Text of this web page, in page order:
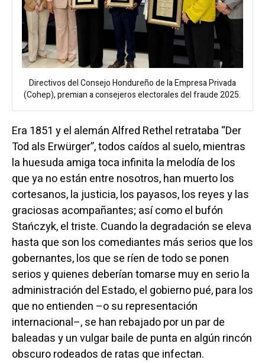
Directivos del Consejo Hondureño de la Empresa Privada
(Cohep), premian a consejeros electorales del fraude 2025.
Era 1851 y el alemán Alfred Rethel retrataba “Der
Tod als Erwürger”, todos caídos al suelo, mientras
la huesuda amiga toca infinita la melodía de los
que ya no están entre nosotros, han muerto los
cortesanos, la justicia, los payasos, los reyes y las
graciosas acompañantes; así como el bufón
Stańczyk, el triste. Cuando la degradación se eleva
hasta que son los comediantes más serios que los
gobernantes, los que se ríen de todo se ponen
serios y quienes deberían tomarse muy en serio la
administración del Estado, el gobierno pué, para los
que no entienden –o su representación
internacional–, se han rebajado por un par de
baleadas y un vulgar baile de punta en algún rincón
obscuro rodeados de ratas que infectan.